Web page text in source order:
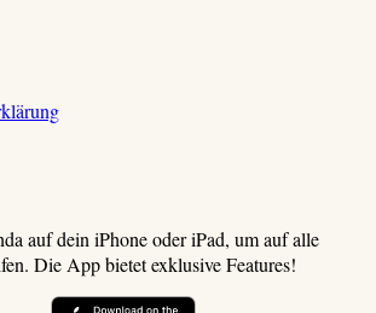
auf dein iPhone oder iPad, um auf alle
Die App bietet exklusive Features!